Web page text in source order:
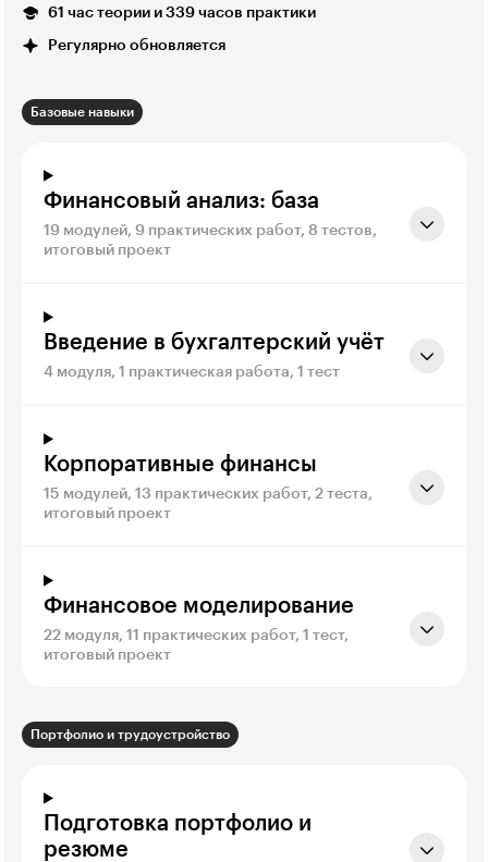
61 час теории и 339 часов практики
Регулярно обновляется
Базовые навыки
Финансовый анализ: база
19 модулей, 9 практических работ, 8 тестов,
итоговый проект
Введение в бухгалтерский учёт
4 модуля, 1 практическая работа, 1 тест
Корпоративные финансы
15 модулей, 13 практических работ, 2 теста,
итоговый проект
Финансовое моделирование
22 модуля, 11 практических работ, 1 тест,
итоговый проект
Портфолио и трудоустройство
Подготовка портфолио и
резюме